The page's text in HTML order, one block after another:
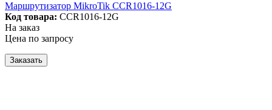
Маршрутизатор MikroTik CCR1016-12G
Код товара: CCR1016-12G
На заказ
Цена по запросу
Заказать